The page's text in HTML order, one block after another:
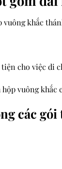
khắc
cho việc di
vuông khắc
các gói